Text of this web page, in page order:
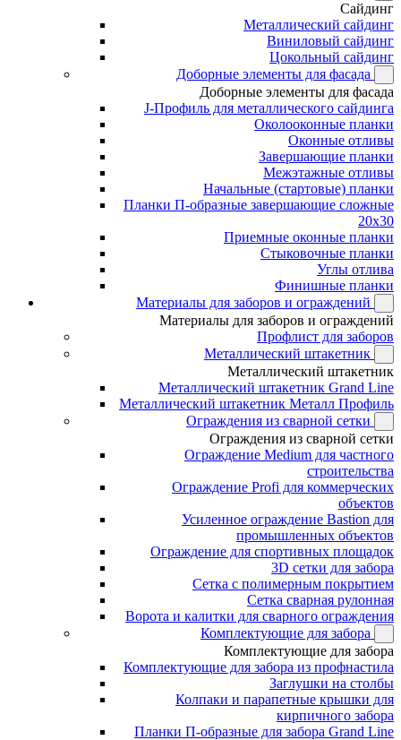
Сайдинг
Металлический сайдинг
Виниловый сайдинг
Цокольный сайдинг
Доборные элементы для фасада
Доборные элементы для фасада
J-Профиль для металлического сайдинга
Околооконные планки
Оконные отливы
Завершающие планки
Межэтажные отливы
Начальные (стартовые) планки
Планки П-образные завершающие сложные
20x30
Приемные оконные планки
Стыковочные планки
Углы отлива
Финишные планки
Материалы для заборов и ограждений
Материалы для заборов и ограждений
Профлист для заборов
Металлический штакетник
Металлический штакетник
Металлический штакетник Grand Line
Металлический штакетник Металл Профиль
Ограждения из сварной сетки
Ограждения из сварной сетки
Ограждение Medium для частного
строительства
Ограждение Profi для коммерческих
объектов
Усиленное ограждение Bastion для
промышленных объектов
Ограждение для спортивных площадок
3D сетки для забора
Сетка с полимерным покрытием
Сетка сварная рулонная
Ворота и калитки для сварного ограждения
Комплектующие для забора
Комплектующие для забора
Комплектующие для забора из профнастила
Заглушки на столбы
Колпаки и парапетные крышки для
кирпичного забора
Планки П-образные для забора Grand Line